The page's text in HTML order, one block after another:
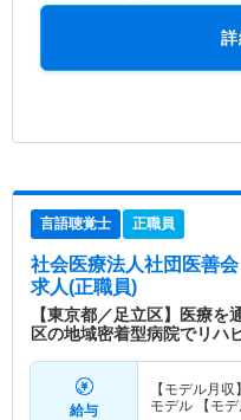
言語聴覚士 正職員
社会医療法人社団医善
求人(正職員)
【東京都／足立区】医療
区の地域密着型病院でリハ
給与
【モデル月収】
モデル 【モデ